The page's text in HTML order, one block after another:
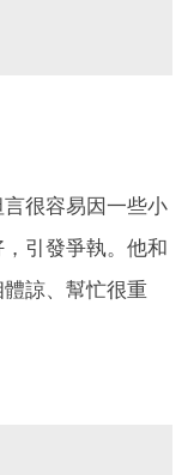
很容易因一些小
引發爭執。他和
諒、幫忙很重